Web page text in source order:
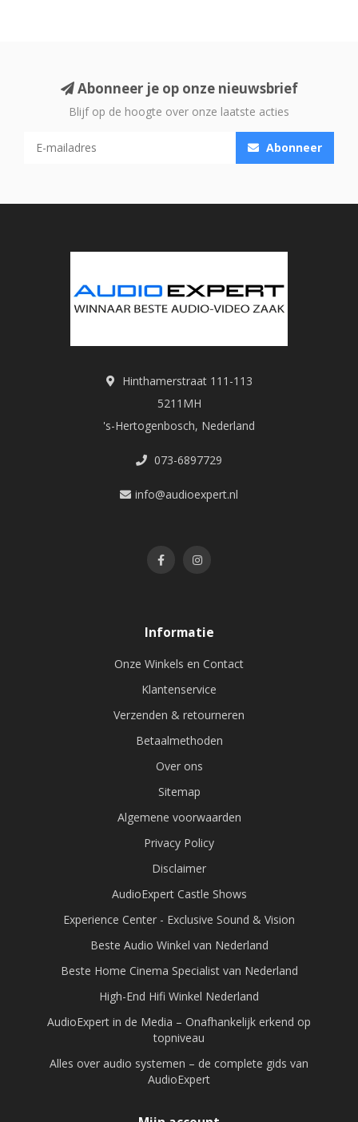
Abonneer je op onze nieuwsbrief
Blijf op de hoogte over onze laatste acties
Abonneer
Hinthamerstraat 111-113
5211MH
's-Hertogenbosch, Nederland
073-6897729
info@audioexpert.nl
Informatie
Onze Winkels en Contact
Klantenservice
Verzenden & retourneren
Betaalmethoden
Over ons
Sitemap
Algemene voorwaarden
Privacy Policy
Disclaimer
AudioExpert Castle Shows
Experience Center - Exclusive Sound & Vision
Beste Audio Winkel van Nederland
Beste Home Cinema Specialist van Nederland
High-End Hifi Winkel Nederland
AudioExpert in de Media – Onafhankelijk erkend op
topniveau
Alles over audio systemen – de complete gids van
AudioExpert